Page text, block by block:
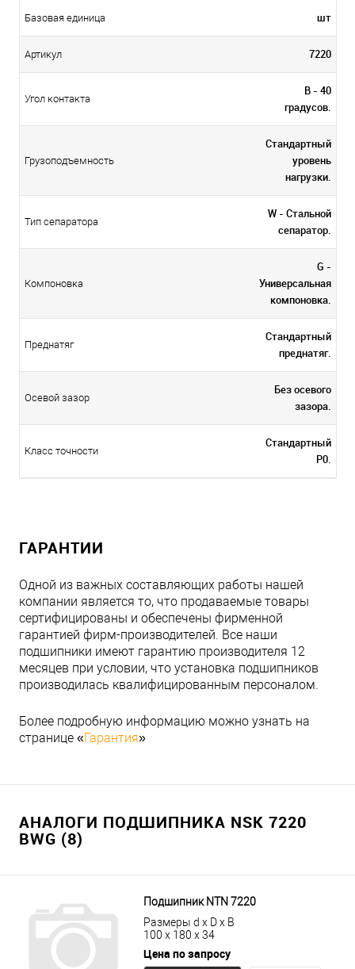
Базовая единица шт
Артикул 7220
Угол контакта
B - 40
градусов.
Грузоподъемность
Стандартный
уровень
нагрузки.
Тип сепаратора
W - Стальной
сепаратор.
Компоновка
G -
Универсальная
компоновка.
Преднатяг
Стандартный
преднатяг.
Осевой зазор
Без осевого
зазора.
Класс точности
Стандартный
P0.
ГАРАНТИИ
Одной из важных составляющих работы нашей
компании является то, что продаваемые товары
сертифицированы и обеспечены фирменной
гарантией фирм-производителей. Все наши
подшипники имеют гарантию производителя 12
месяцев при условии, что установка подшипников
производилась квалифицированным персоналом.
Более подробную информацию можно узнать на
странице «Гарантия»
АНАЛОГИ ПОДШИПНИКА NSK 7220
BWG (8)
Подшипник NTN 7220
Размеры d x D x B
100 x 180 x 34
Цена по запросу